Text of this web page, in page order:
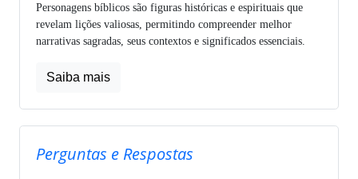
Personagens bíblicos são figuras históricas e espirituais que
revelam lições valiosas, permitindo compreender melhor
narrativas sagradas, seus contextos e significados essenciais.
Saiba mais
Perguntas e Respostas